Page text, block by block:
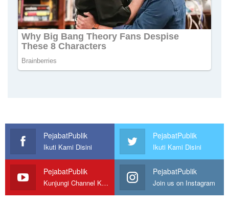
PejabatPublik
Ikuti Kami Disini
PejabatPublik
Ikuti Kami Disini
PejabatPublik
Kunjungi Channel Kami
PejabatPublik
Join us on Instagram